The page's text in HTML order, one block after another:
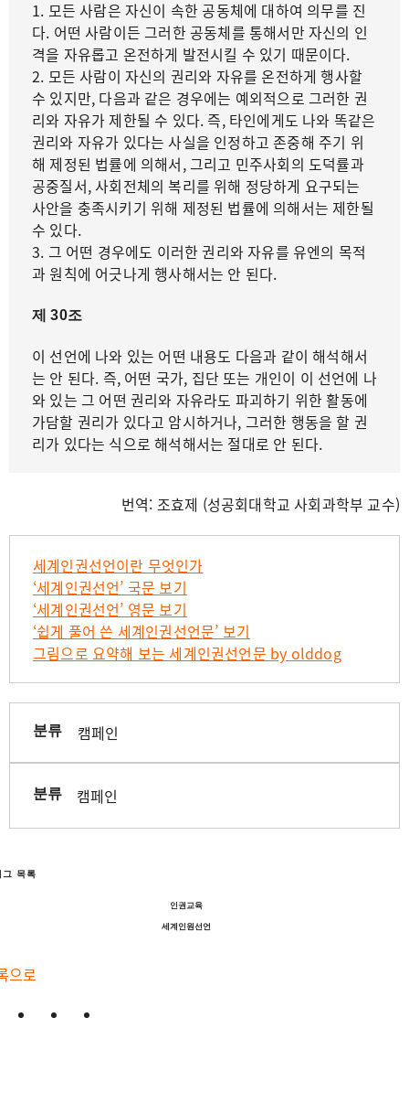
1. 모든 사람은 자신이 속한 공동체에 대하여 의무를 진
다. 어떤 사람이든 그러한 공동체를 통해서만 자신의 인
격을 자유롭고 온전하게 발전시킬 수 있기 때문이다.
2. 모든 사람이 자신의 권리와 자유를 온전하게 행사할
수 있지만, 다음과 같은 경우에는 예외적으로 그러한 권
리와 자유가 제한될 수 있다. 즉, 타인에게도 나와 똑같은
권리와 자유가 있다는 사실을 인정하고 존중해 주기 위
해 제정된 법률에 의해서, 그리고 민주사회의 도덕률과
공중질서, 사회전체의 복리를 위해 정당하게 요구되는
사안을 충족시키기 위해 제정된 법률에 의해서는 제한될
수 있다.
3. 그 어떤 경우에도 이러한 권리와 자유를 유엔의 목적
과 원칙에 어긋나게 행사해서는 안 된다.
제 30조
이 선언에 나와 있는 어떤 내용도 다음과 같이 해석해서
는 안 된다. 즉, 어떤 국가, 집단 또는 개인이 이 선언에 나
와 있는 그 어떤 권리와 자유라도 파괴하기 위한 활동에
가담할 권리가 있다고 암시하거나, 그러한 행동을 할 권
리가 있다는 식으로 해석해서는 절대로 안 된다.
번역: 조효제 (성공회대학교 사회과학부 교수)
세계인권선언이란 무엇인가
‘세계인권선언’ 국문 보기
‘세계인권선언’ 영문 보기
‘쉽게 풀어 쓴 세계인권선언문’ 보기
그림으로 요약해 보는 세계인권선언문 by olddog
분류 캠페인
분류 캠페인
그 목록
인권교육
세계인원선언
으로